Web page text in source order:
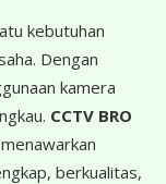
kebutuhan
Dengan
kamera
CCTV BRO
berkualitas,